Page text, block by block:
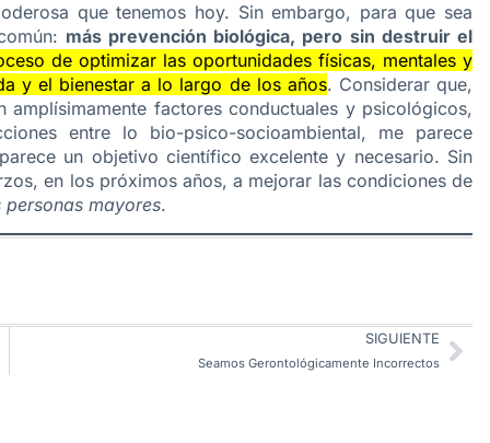
que tenemos hoy. Sin embargo, para que sea
más prevención biológica, pero sin destruir el
de optimizar las oportunidades físicas, mentales y
y el bienestar a lo largo de los años. Considerar que,
factores conductuales y psicológicos,
entre lo bio-psico-socioambiental, me parece
un objetivo científico excelente y necesario. Sin
en los próximos años, a mejorar las condiciones de
mayores.
SIGUIENTE
Seamos Gerontológicamente Incorrectos